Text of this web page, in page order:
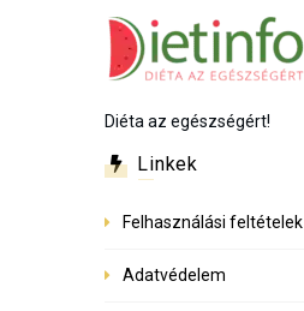
Diéta az egészségért!
Linkek
Felhasználási feltételek
Adatvédelem